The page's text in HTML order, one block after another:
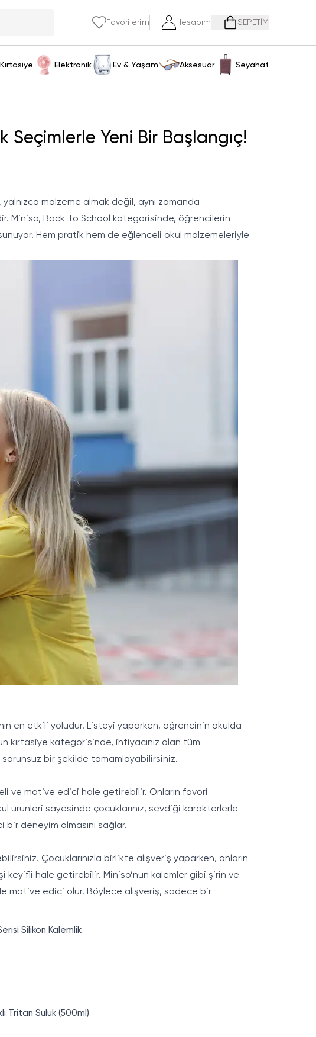
Favorilerim Hesabım SEPETİM
Kırtasiye Elektronik Ev & Yaşam Aksesuar Seyahat
Seçimlerle Yeni Bir Başlangıç!
malzeme almak değil, aynı zamanda
Miniso, Back To School
kategorisinde, öğrencilerin
Hem pratik hem de eğlenceli okul malzemeleriyle
en etkili yoludur. Listeyi yaparken, öğrencinin okulda
kırtasiye kategorisinde, ihtiyacınız olan tüm
sorunsuz bir şekilde tamamlayabilirsiniz.
ve motive edici hale getirebilir. Onların favori
ürünleri sayesinde çocuklarınız, sevdiği karakterlerle
deneyim olmasını sağlar.
Çocuklarınızla birlikte alışveriş yaparken, onların
keyifli hale getirebilir. Miniso’nun kalemler gibi şirin ve
motive edici olur. Böylece alışveriş, sadece bir
Silikon Kalemlik
Tritan Suluk (500ml)